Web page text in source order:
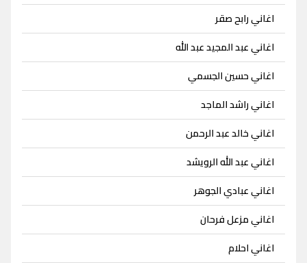
اغاني رابح صقر
اغاني عبد المجيد عبد الله
اغاني حسين الجسمي
اغاني راشد الماجد
اغاني خالد عبد الرحمن
اغاني عبد الله الرويشد
اغاني عبادي الجوهر
اغاني مزعل فرحان
اغاني احلام